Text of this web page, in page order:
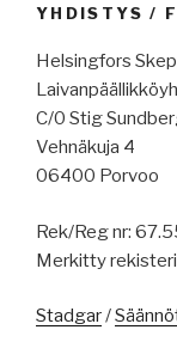
YHDISTYS /
Helsingfors
C/0 Stig
Vehnäkuja 4
06400 Porvoo
Rek/Reg nr:
Merkitty
Stadgar/